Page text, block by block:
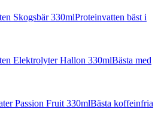
Skogsbär 330mlProteinvatten bäst i
Elektrolyter Hallon 330mlBästa med
Passion Fruit 330mlBästa koffeinfria